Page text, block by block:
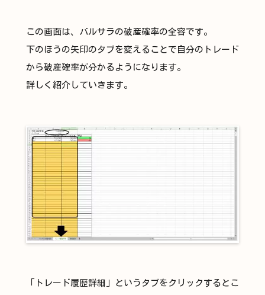
この画面は、バルサラの破産確率の全容です。
下のほうの矢印のタブを変えることで自分のトレード
から破産確率が分かるようになります。
詳しく紹介していきます。
「トレード履歴詳細」というタブをクリックするとこ